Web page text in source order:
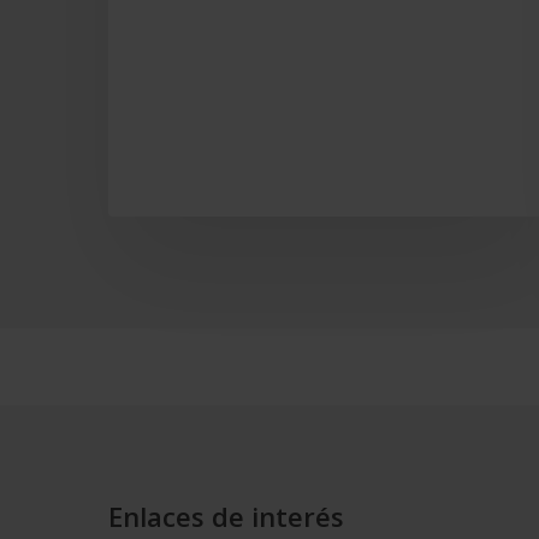
Enlaces de interés